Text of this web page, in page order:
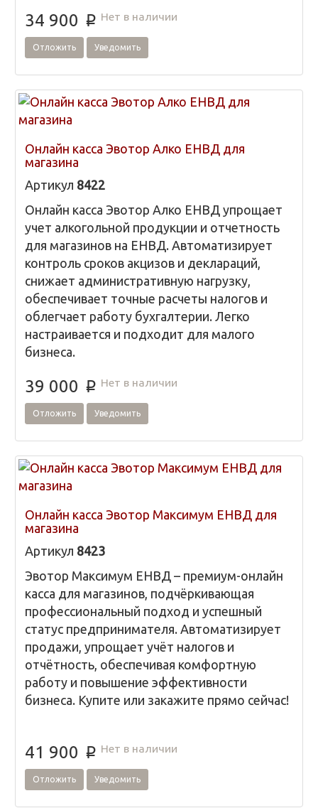
34 900 p Нет в наличии
Отложить Уведомить
Онлайн касса Эвотор Алко ЕНВД для
магазина
Артикул 8422
Онлайн касса Эвотор Алко ЕНВД упрощает
учет алкогольной продукции и отчетность
для магазинов на ЕНВД. Автоматизирует
контроль сроков акцизов и деклараций,
снижает административную нагрузку,
обеспечивает точные расчеты налогов и
облегчает работу бухгалтерии. Легко
настраивается и подходит для малого
бизнеса.
39 000 p Нет в наличии
Отложить Уведомить
Онлайн касса Эвотор Максимум ЕНВД для
магазина
Артикул 8423
Эвотор Максимум ЕНВД – премиум-онлайн
касса для магазинов, подчёркивающая
профессиональный подход и успешный
статус предпринимателя. Автоматизирует
продажи, упрощает учёт налогов и
отчётность, обеспечивая комфортную
работу и повышение эффективности
бизнеса. Купите или закажите прямо сейчас!
41 900 p Нет в наличии
Отложить Уведомить